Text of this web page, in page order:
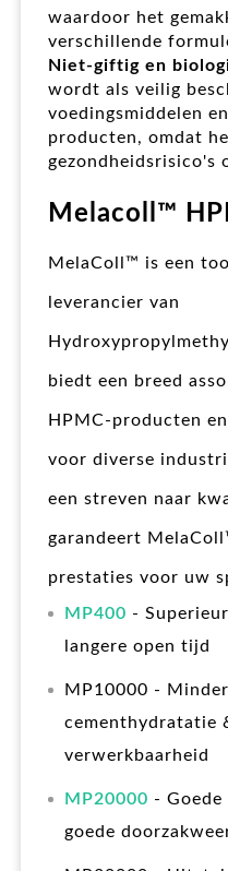
waardoor het
verschillende
Niet-giftig en
wordt als veilig
voedingsmiddelen
producten, omdat
gezondheidsrisico's
Melacoll™
MelaColl™ is een
leverancier van
biedt een breed
HPMC-producten
voor diverse
een streven naar
garandeert
prestaties voor uw
MP400 -
langere open tijd
MP10000 -
cementhydratatie
verwerkbaarheid
MP20000 -
goede